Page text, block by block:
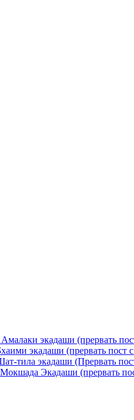
экадаши (прервать
экадаши (прервать пост
тила экадаши (Прервать
Экадаши (прервать